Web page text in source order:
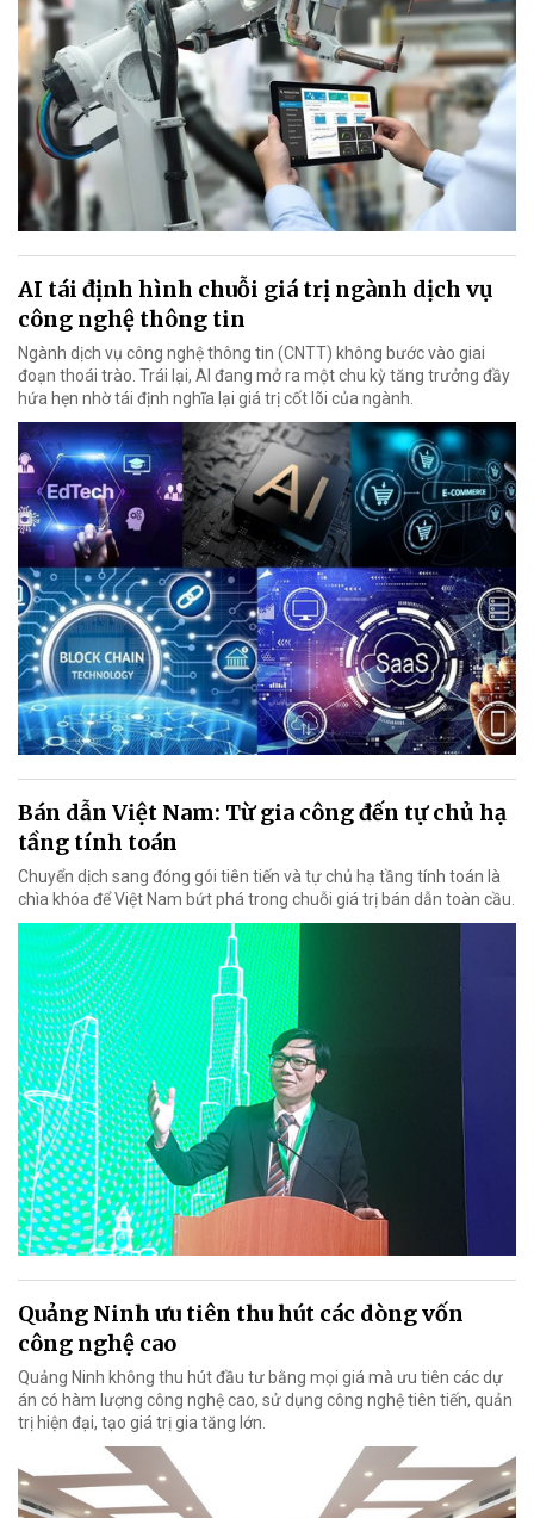
AI tái định hình chuỗi giá trị ngành dịch vụ
công nghệ thông tin
Ngành dịch vụ công nghệ thông tin (CNTT) không bước vào giai
đoạn thoái trào. Trái lại, AI đang mở ra một chu kỳ tăng trưởng đầy
hứa hẹn nhờ tái định nghĩa lại giá trị cốt lõi của ngành.
Bán dẫn Việt Nam: Từ gia công đến tự chủ hạ
tầng tính toán
Chuyển dịch sang đóng gói tiên tiến và tự chủ hạ tầng tính toán là
chìa khóa để Việt Nam bứt phá trong chuỗi giá trị bán dẫn toàn cầu.
Quảng Ninh ưu tiên thu hút các dòng vốn
công nghệ cao
Quảng Ninh không thu hút đầu tư bằng mọi giá mà ưu tiên các dự
án có hàm lượng công nghệ cao, sử dụng công nghệ tiên tiến, quản
trị hiện đại, tạo giá trị gia tăng lớn.